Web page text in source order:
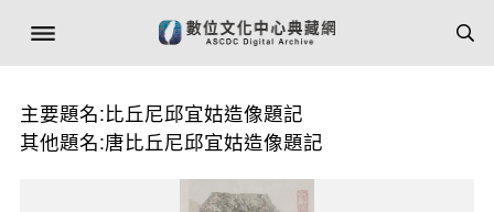
主要題名:比丘尼邱宜姑造像題記
其他題名:唐比丘尼邱宜姑造像題記